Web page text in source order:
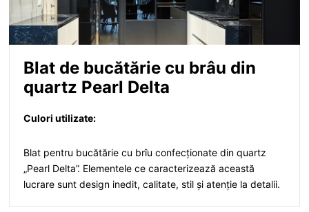
Blat de bucătărie cu brâu din
quartz Pearl Delta
Culori utilizate:
Blat pentru bucătărie cu brîu confecționate din quartz
„Pearl Delta”. Elementele ce caracterizează această
lucrare sunt design inedit, calitate, stil și atenție la detalii.